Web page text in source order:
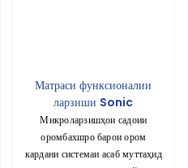
Матраси функсионалии
ларзиши Sonic
Микроларзишҳои садоии
оромбахшро барои ором
кардани системаи асаб муттаҳид